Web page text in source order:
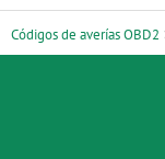
Códigos de averías OBD2